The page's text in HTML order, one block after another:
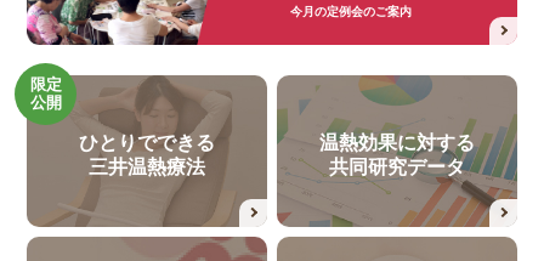
今月の定例会のご案内
限定
公開
ひとりでできる
三井温熱療法
温熱効果に対する
共同研究データ